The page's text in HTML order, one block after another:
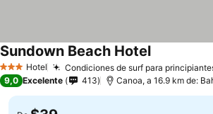
3 Estrellas
Hotel Condiciones de surf para
Sundown Beach HotelVer precios
9,0 Excelente 413 Canoa, a 16.9 km de: